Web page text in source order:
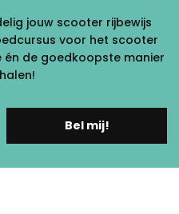
jouw scooter rijbewijs
voor het scooter
én de goedkoopste manier
Bel mij!